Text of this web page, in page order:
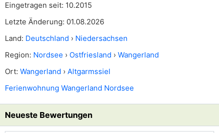
Eingetragen seit: 10.2015
Letzte Änderung: 01.08.2026
Land: Deutschland › Niedersachsen
Region: Nordsee › Ostfriesland › Wangerland
Ort: Wangerland › Altgarmssiel
Ferienwohnung Wangerland Nordsee
Neueste Bewertungen